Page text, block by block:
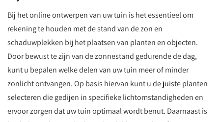
Bij het online ontwerpen van uw tuin is het essentieel om
rekening te houden met de stand van de zon en
schaduwplekken bij het plaatsen van planten en objecten.
Door bewust te zijn van de zonnestand gedurende de dag,
kunt u bepalen welke delen van uw tuin meer of minder
zonlicht ontvangen. Op basis hiervan kunt u de juiste planten
selecteren die gedijen in specifieke lichtomstandigheden en
ervoor zorgen dat uw tuin optimaal wordt benut. Daarnaast is